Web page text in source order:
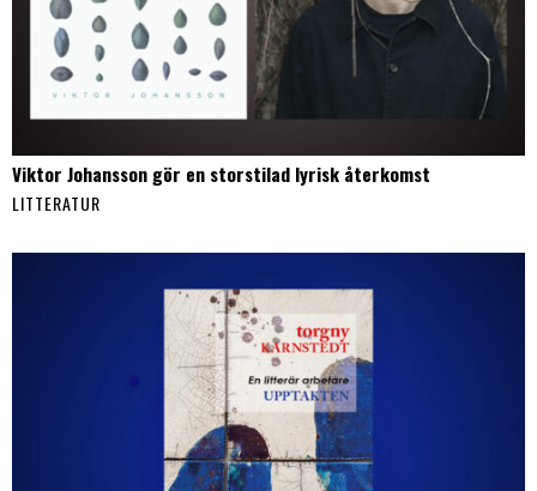
Viktor Johansson gör en storstilad lyrisk återkomst
LITTERATUR